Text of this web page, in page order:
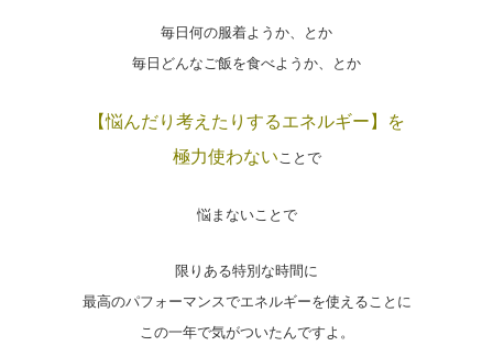
毎日何の服着ようか、とか
毎日どんなご飯を食べようか、とか
【悩んだり考えたりするエネルギー】を
極力使わないことで
悩まないことで
限りある特別な時間に
最高のパフォーマンスでエネルギーを使えることに
この一年で気がついたんですよ。